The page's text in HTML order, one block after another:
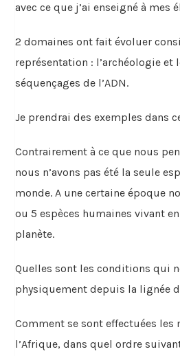
avec ce que j’ai enseigné à mes
2 domaines ont fait évoluer
représentation : l’archéologie et
séquençages de l’ADN.
Je prendrai des exemples dans
Contrairement à ce que nous
nous n’avons pas été la seule
monde. A une certaine époque
ou 5 espèces humaines vivant
planète.
Quelles sont les conditions qui
physiquement depuis la lignée
Comment se sont effectuées
l’Afrique, dans quel ordre